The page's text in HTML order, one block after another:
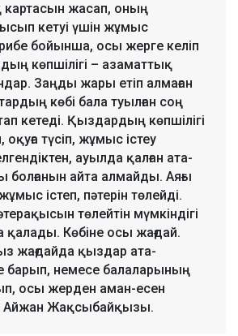
картасын жасап, оның
кетуі үшін жұмыс
бойынша, осы жерге келіп
көпшілігі – азаматтық
Заңды жары етіп алмаған
көбі бала туылған соң
кетеді. Қыздардың көпшілігі
оқуға түсіп, жұмыс істеу
ауылда қалған ата-
болғанын айта алмайды. Аяғы
істеп, пәтерін төлейді.
төлейтін мүмкіндігі
қалады. Көбіне осы жағдай.
жағдайда қыздар ата-
барып, немесе балаларының
осы жерден аман-есен
Айжан Жақсыбайқызы.